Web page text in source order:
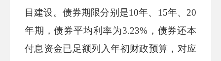
目建设。债券期限分别是10年、 15年、 20
年期，债券平均利率为3.23% ，债券还本
付息资金已足额列入年初财政预算 ，对应